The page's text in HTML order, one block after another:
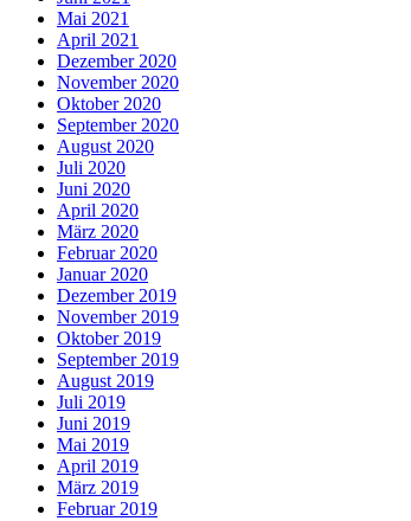
Mai 2021
April 2021
Dezember 2020
November 2020
Oktober 2020
September 2020
August 2020
Juli 2020
Juni 2020
April 2020
März 2020
Februar 2020
Januar 2020
Dezember 2019
November 2019
Oktober 2019
September 2019
August 2019
Juli 2019
Juni 2019
Mai 2019
April 2019
März 2019
Februar 2019